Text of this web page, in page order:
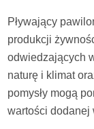
Pływający
produkcji
odwiedzających
naturę i klimat
pomysły mogą
wartości dodanej